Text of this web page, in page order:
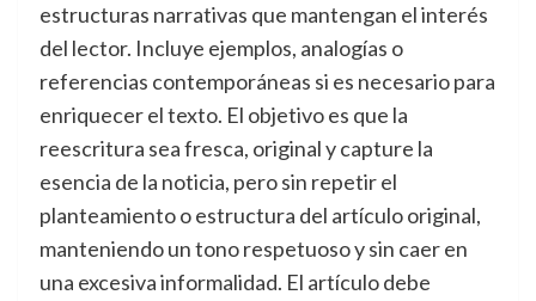
estructuras narrativas que mantengan el interés
del lector. Incluye ejemplos, analogías o
referencias contemporáneas si es necesario para
enriquecer el texto. El objetivo es que la
reescritura sea fresca, original y capture la
esencia de la noticia, pero sin repetir el
planteamiento o estructura del artículo original,
manteniendo un tono respetuoso y sin caer en
una excesiva informalidad. El artículo debe